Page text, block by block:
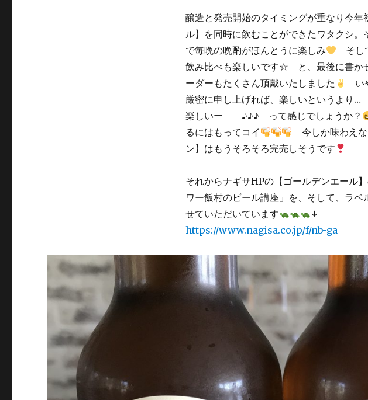
醸造と発売開始のタイミングが重なり今
ル】を同時に飲むことができたワタクシ
で毎晩の晩酌がほんとうに楽しみ
そし
飲み比べも楽しいです☆ と、最後に書か
ーダーもたくさん頂戴いたしました
い
厳密に申し上げれば、楽しいというより…
楽しいー――♪♪♪ って感じでしょうか？
るにはもってコイ
今しか味わえ
ン】はもうそろそろ完売しそうです
それからナギサHPの【ゴールデンエール
ワー飯村のビール講座」を、そして、ラ
せていただいています
↓
https://www.nagisa.co.jp/f/nb-ga
ル】
に